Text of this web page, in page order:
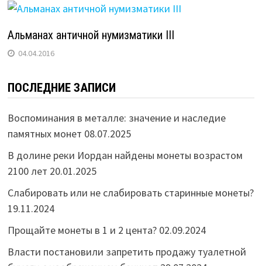
Альманах античной нумизматики III
04.04.2016
ПОСЛЕДНИЕ ЗАПИСИ
Воспоминания в металле: значение и наследие
памятных монет 08.07.2025
В долине реки Иордан найдены монеты возрастом
2100 лет 20.01.2025
Слабировать или не слабировать старинные монеты?
19.11.2024
Прощайте монеты в 1 и 2 цента? 02.09.2024
Власти постановили запретить продажу туалетной